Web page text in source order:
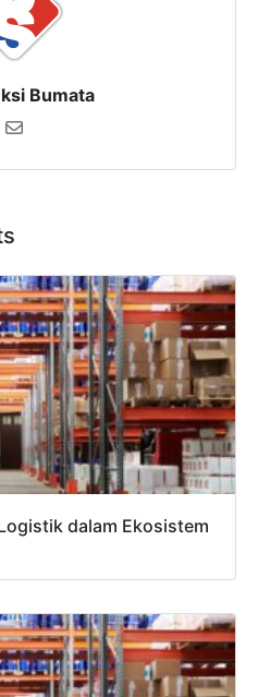
Bumata
dalam Ekosistem